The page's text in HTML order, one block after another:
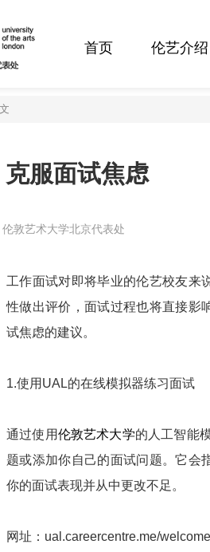
首页 伦艺介绍
服面试焦虑
伦敦艺术大学北京代表处
工作面试对即将毕业的伦艺校友来
性做出评价，面试过程也将直接影
试焦虑的建议。
1.使用UAL的在线模拟器练习面试
通过使用伦敦艺术大学的人工智能
题或添加你自己的面试问题。它会
你的面试表现并从中更改不足。
网址：ual.careercentre.me/